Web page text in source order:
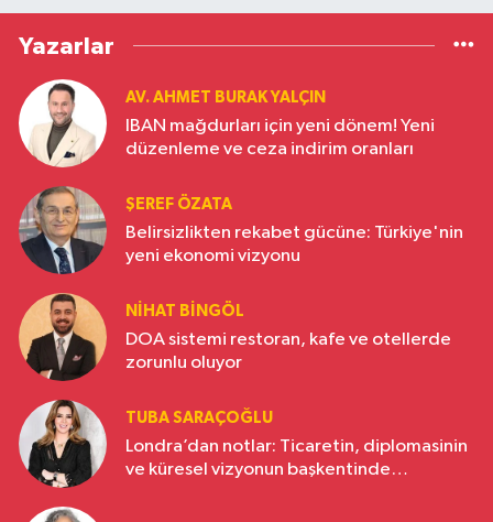
Yazarlar
AV. AHMET BURAK YALÇIN
IBAN mağdurları için yeni dönem! Yeni
düzenleme ve ceza indirim oranları
ŞEREF ÖZATA
Belirsizlikten rekabet gücüne: Türkiye'nin
yeni ekonomi vizyonu
NIHAT BINGÖL
DOA sistemi restoran, kafe ve otellerde
zorunlu oluyor
TUBA SARAÇOĞLU
Londra’dan notlar: Ticaretin, diplomasinin
ve küresel vizyonun başkentinde